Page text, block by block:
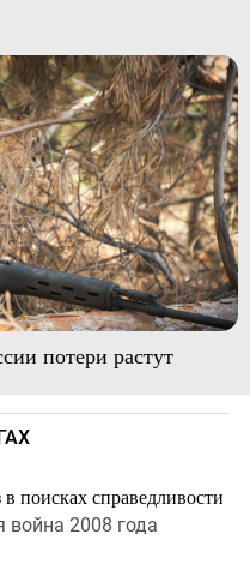
потери растут
поисках справедливости
война 2008 года